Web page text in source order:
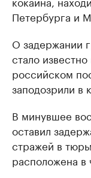
Петербурга и
О задержании
стало
российском
заподозрили в
В минувшее
оставил
стражей в
расположена в